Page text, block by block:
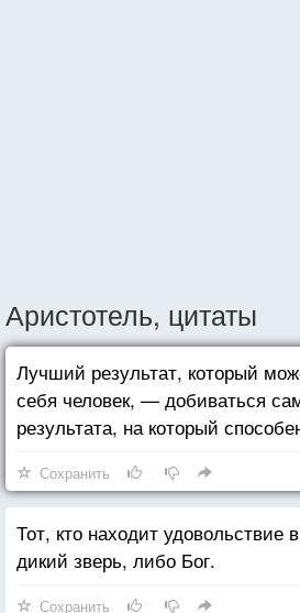
Аристотель, цитаты
Лучший результат, который
себя человек, — добиваться
результата, на который
Сохранить
Тот, кто находит удовольствие
дикий зверь, либо Бог.
Сохранить